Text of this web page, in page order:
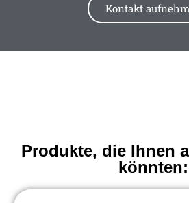
Kontakt
Produkte, die Ihnen
könnten: